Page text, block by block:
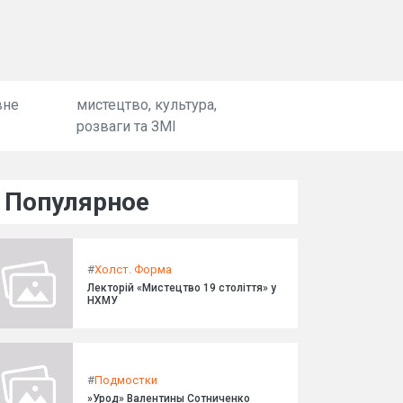
мистецтво, культура,
розваги та ЗМІ
Популярное
#Холст. Форма
Лекторій «Мистецтво 19 століття» у
НХМУ
#Подмостки
»Урод» Валентины Сотниченко